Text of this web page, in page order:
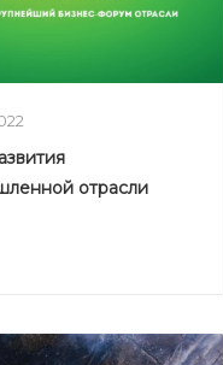
отрасли